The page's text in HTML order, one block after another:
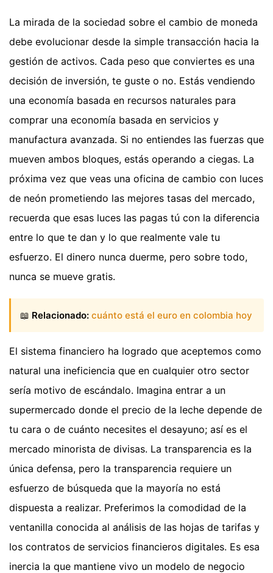
La mirada de la sociedad sobre el cambio de moneda
debe evolucionar desde la simple transacción hacia la
gestión de activos. Cada peso que conviertes es una
decisión de inversión, te guste o no. Estás vendiendo
una economía basada en recursos naturales para
comprar una economía basada en servicios y
manufactura avanzada. Si no entiendes las fuerzas que
mueven ambos bloques, estás operando a ciegas. La
próxima vez que veas una oficina de cambio con luces
de neón prometiendo las mejores tasas del mercado,
recuerda que esas luces las pagas tú con la diferencia
entre lo que te dan y lo que realmente vale tu
esfuerzo. El dinero nunca duerme, pero sobre todo,
nunca se mueve gratis.
📖 Relacionado: cuánto está el euro en colombia hoy
El sistema financiero ha logrado que aceptemos como
natural una ineficiencia que en cualquier otro sector
sería motivo de escándalo. Imagina entrar a un
supermercado donde el precio de la leche depende de
tu cara o de cuánto necesites el desayuno; así es el
mercado minorista de divisas. La transparencia es la
única defensa, pero la transparencia requiere un
esfuerzo de búsqueda que la mayoría no está
dispuesta a realizar. Preferimos la comodidad de la
ventanilla conocida al análisis de las hojas de tarifas y
los contratos de servicios financieros digitales. Es esa
inercia la que mantiene vivo un modelo de negocio